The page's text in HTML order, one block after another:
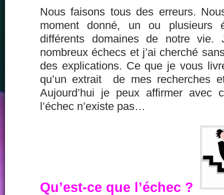
Nous faisons tous des erreurs.
moment donné, un ou plusieurs
différents domaines de notre vie.
nombreux échecs et j’ai cherché
des explications. Ce que je vous
qu’un extrait de mes recherches
Aujourd’hui je peux affirmer avec
l’échec n’existe pas…
Qu’est-ce que l’échec ?